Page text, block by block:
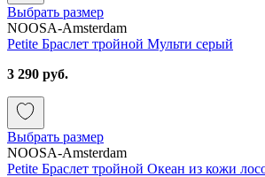
Выбрать размер
NOOSA-Amsterdam
Petite Браслет тройной Мульти серый
3 290 руб.
Выбрать размер
NOOSA-Amsterdam
Petite Браслет тройной Океан из кожи